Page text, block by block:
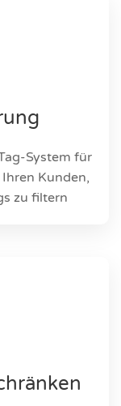
System für
Kunden,
zu filtern